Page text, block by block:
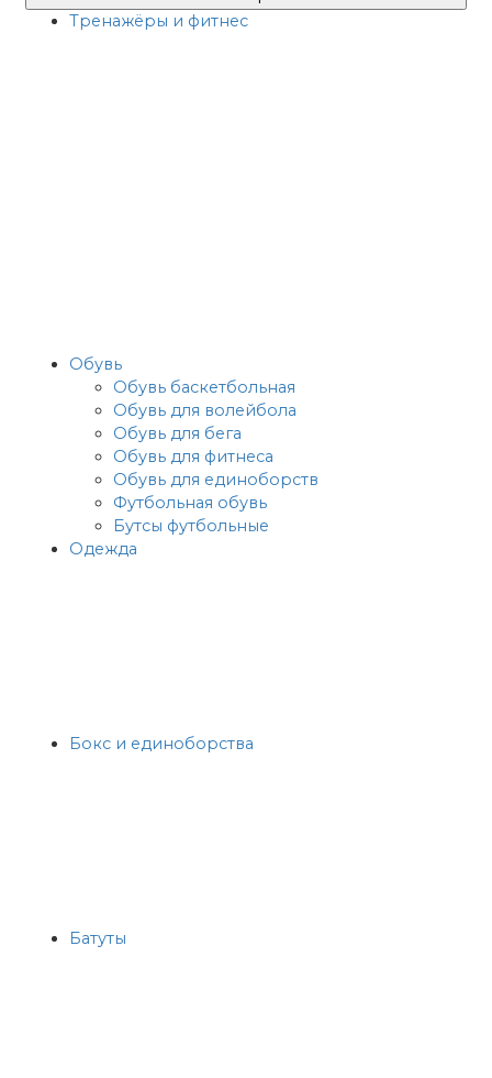
Тренажёры и фитнес
Обувь
Обувь баскетбольная
Обувь для волейбола
Обувь для бега
Обувь для фитнеса
Обувь для единоборств
Футбольная обувь
Бутсы футбольные
Одежда
Бокс и единоборства
Батуты